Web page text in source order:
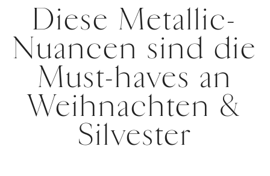
Diese Metallic-
Nuancen sind die
Must-haves an
Weihnachten &
Silvester